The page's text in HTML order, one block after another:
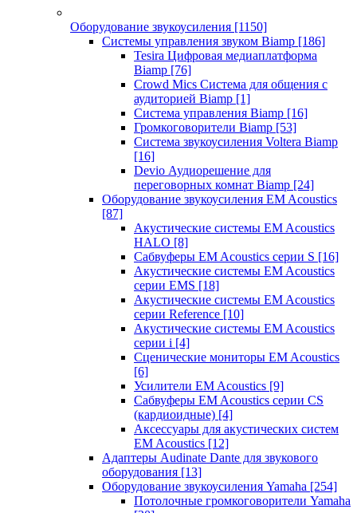
Оборудование звукоусиления [1150]
Системы управления звуком Biamp [186]
Tesira Цифровая медиаплатформа
Biamp [76]
Crowd Mics Система для общения с
аудиторией Biamp [1]
Система управления Biamp [16]
Громкоговорители Biamp [53]
Система звукоусиления Voltera Biamp
[16]
Devio Аудиорешение для
переговорных комнат Biamp [24]
Оборудование звукоусиления EM Acoustics
[87]
Акустические системы EM Acoustics
HALO [8]
Сабвуферы EM Acoustics серии S [16]
Акустические системы EM Acoustics
серии EMS [18]
Акустические системы EM Acoustics
серии Reference [10]
Акустические системы EM Acoustics
серии i [4]
Сценические мониторы EM Acoustics
[6]
Усилители EM Acoustics [9]
Сабвуферы EM Acoustics серии CS
(кардиоидные) [4]
Аксессуары для акустических систем
EM Acoustics [12]
Адаптеры Audinate Dante для звукового
оборудования [13]
Оборудование звукоусиления Yamaha [254]
Потолочные громкоговорители Yamaha